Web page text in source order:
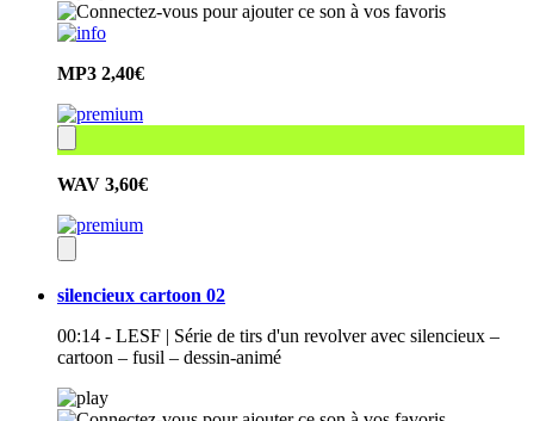
MP3 2,40€
WAV 3,60€
silencieux cartoon 02
00:14 - LESF | Série de tirs d'un revolver avec silencieux –
cartoon – fusil – dessin-animé